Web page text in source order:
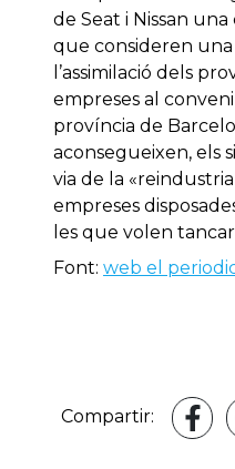
de Seat i Nissan
que consideren
l’assimilació dels
empreses al
província de
aconsegueixen, els
via de la
empreses
les que volen
Font: web el
Compartir: